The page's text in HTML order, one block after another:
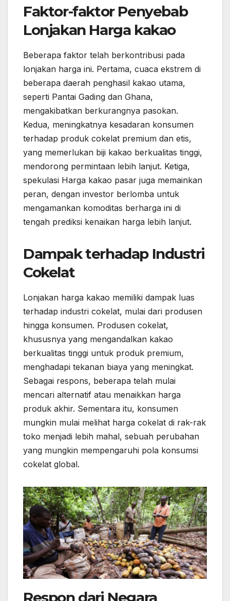
Faktor-faktor Penyebab
Lonjakan Harga kakao
Beberapa faktor telah berkontribusi pada
lonjakan harga ini. Pertama, cuaca ekstrem di
beberapa daerah penghasil kakao utama,
seperti Pantai Gading dan Ghana,
mengakibatkan berkurangnya pasokan.
Kedua, meningkatnya kesadaran konsumen
terhadap produk cokelat premium dan etis,
yang memerlukan biji kakao berkualitas tinggi,
mendorong permintaan lebih lanjut. Ketiga,
spekulasi Harga kakao pasar juga memainkan
peran, dengan investor berlomba untuk
mengamankan komoditas berharga ini di
tengah prediksi kenaikan harga lebih lanjut.
Dampak terhadap Industri
Cokelat
Lonjakan harga kakao memiliki dampak luas
terhadap industri cokelat, mulai dari produsen
hingga konsumen. Produsen cokelat,
khususnya yang mengandalkan kakao
berkualitas tinggi untuk produk premium,
menghadapi tekanan biaya yang meningkat.
Sebagai respons, beberapa telah mulai
mencari alternatif atau menaikkan harga
produk akhir. Sementara itu, konsumen
mungkin mulai melihat harga cokelat di rak-rak
toko menjadi lebih mahal, sebuah perubahan
yang mungkin mempengaruhi pola konsumsi
cokelat global.
Respon dari Negara